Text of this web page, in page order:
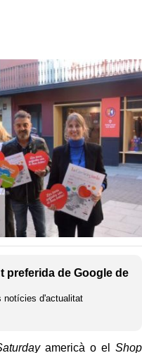
preferida de Google de
notícies d'actualitat
americà o el Shop